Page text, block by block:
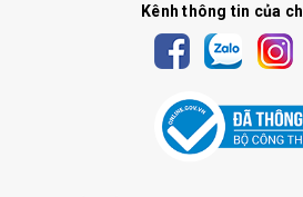
Kênh thông tin của